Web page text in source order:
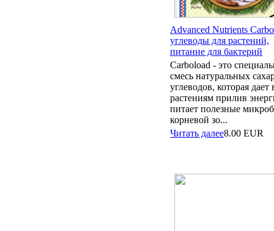
Advanced Nutrients
углеводы для растений,
питание для бактерий
Carboload - это
смесь натуральных
углеводов, которая
растениям прилив
питает полезные
корневой зо...
Читать далее8.00 EUR